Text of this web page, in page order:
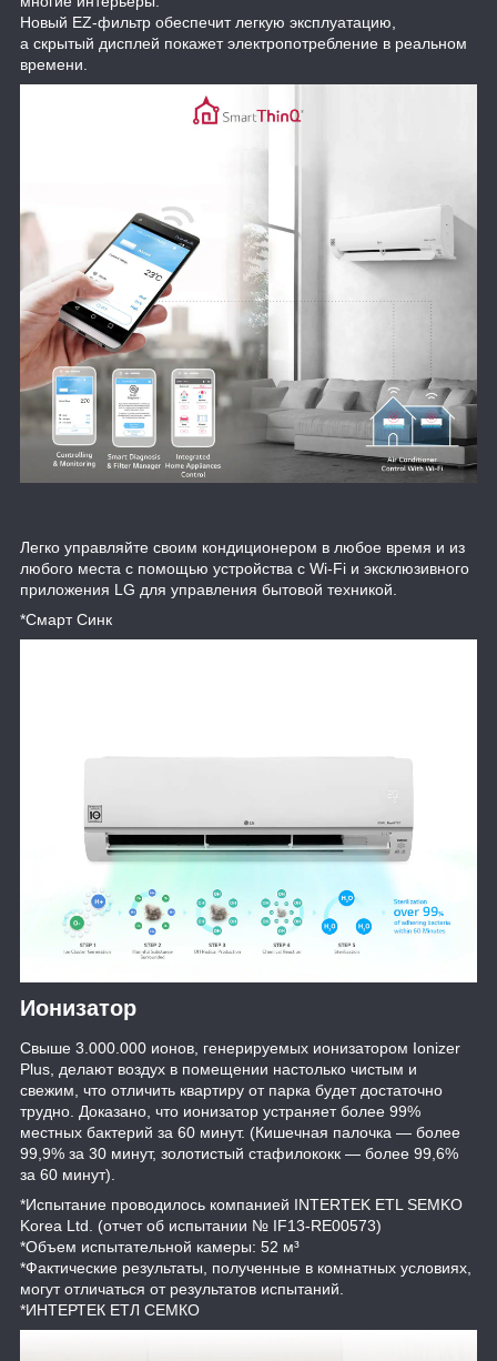
Новый EZ-фильтр обеспечит легкую эксплуатацию,
а скрытый дисплей покажет электропотребление в реальном
времени.
Легко управляйте своим кондиционером в любое время и из
любого места с помощью устройства с Wi-Fi и эксклюзивного
приложения LG для управления бытовой техникой.
*Смарт Синк
Ионизатор
Свыше 3.000.000 ионов, генерируемых ионизатором Ionizer
Plus, делают воздух в помещении настолько чистым и
свежим, что отличить квартиру от парка будет достаточно
трудно. Доказано, что ионизатор устраняет более 99%
местных бактерий за 60 минут. (Кишечная палочка — более
99,9% за 30 минут, золотистый стафилококк — более 99,6%
за 60 минут).
*Испытание проводилось компанией INTERTEK ETL SEMKO
Korea Ltd. (отчет об испытании № IF13-RE00573)
*Объем испытательной камеры: 52 м³
*Фактические результаты, полученные в комнатных условиях,
могут отличаться от результатов испытаний.
*ИНТЕРТЕК ЕТЛ СЕМКО